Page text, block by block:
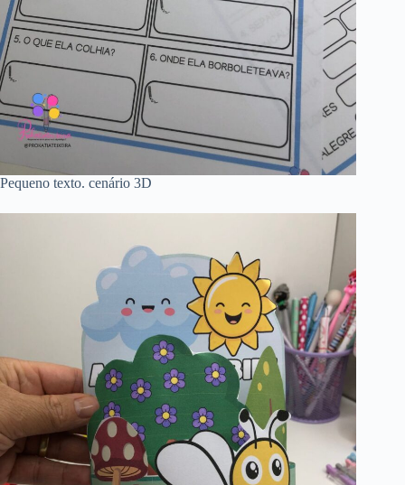
Pequeno texto. cenário 3D